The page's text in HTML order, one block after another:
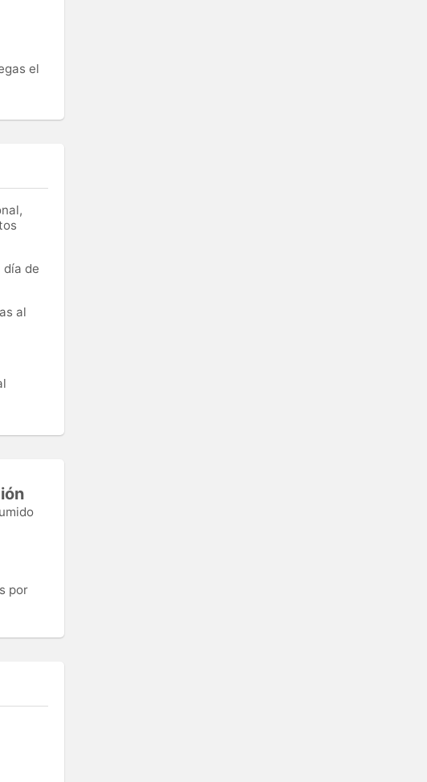
el
día de
al
por